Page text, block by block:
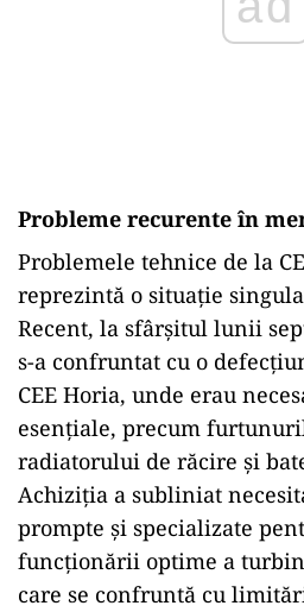
Probleme recurente în
Problemele tehnice de la
reprezintă o situație
Recent, la sfârșitul lunii
s-a confruntat cu o
CEE Horia, unde erau
esențiale, precum
radiatorului de răcire și
Achiziția a subliniat
prompte și specializate
funcționării optime a
care se confruntă cu